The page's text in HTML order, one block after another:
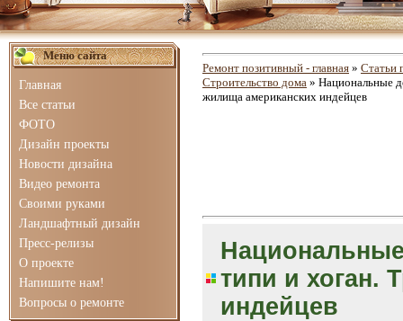
Меню сайта
Главная
Все статьи
ФОТО
Дизайн проекты
Новости дизайна
Видео ремонта
Своими руками
Ландшафтный дизайн
Пресс-релизы
О проекте
Напишите нам!
Вопросы о ремонте
Ремонт позитивный - главная » Статьи
Строительство дома » Национальные
жилища американских индейцев
типи и хоган.
индейцев